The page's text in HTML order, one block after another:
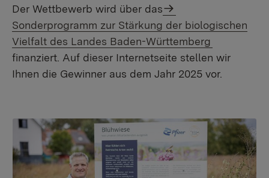
Der Wettbewerb wird über das
Sonderprogramm zur Stärkung der biologischen
Vielfalt des Landes Baden-Württemberg
finanziert. Auf dieser Internetseite stellen wir
Ihnen die Gewinner aus dem Jahr 2025 vor.